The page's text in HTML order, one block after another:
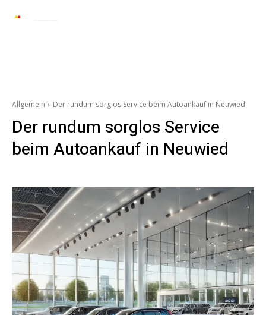
Allgemein Der rundum sorglos Service beim Autoankauf in Neuwied
Der rundum sorglos Service
beim Autoankauf in Neuwied